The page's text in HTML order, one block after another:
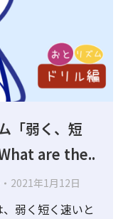
「弱く、短
are the..
2021年1月12日
弱く短く速いと